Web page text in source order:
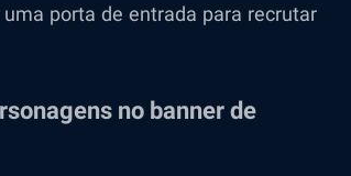
porta de entrada para recrutar
no banner de